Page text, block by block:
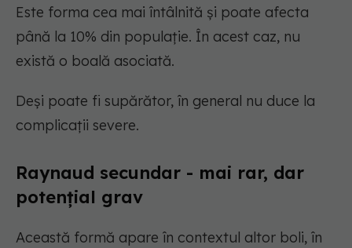
Este forma cea mai întâlnită și poate afecta
până la 10% din populație. În acest caz, nu
există o boală asociată.
Deși poate fi supărător, în general nu duce la
complicații severe.
Raynaud secundar - mai rar, dar
potențial grav
Această formă apare în contextul altor boli, în